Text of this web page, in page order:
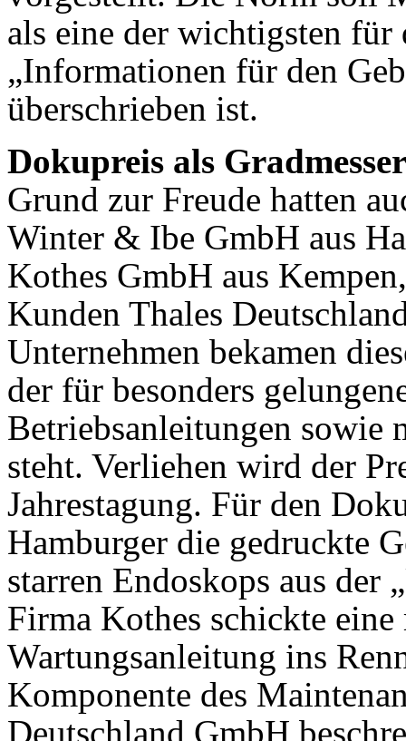
als eine der wichtigsten für
„Informationen für den
überschrieben ist.
Dokupreis als Gradmesser
Grund zur Freude hatten
Winter & Ibe GmbH aus
Kothes GmbH aus
Kunden Thales
Unternehmen bekamen
der für besonders
Betriebsanleitungen sowie
steht. Verliehen wird der
Jahrestagung. Für den
Hamburger die gedruckte
starren Endoskops aus
Firma Kothes schickte
Wartungsanleitung ins
Komponente des
Deutschland GmbH